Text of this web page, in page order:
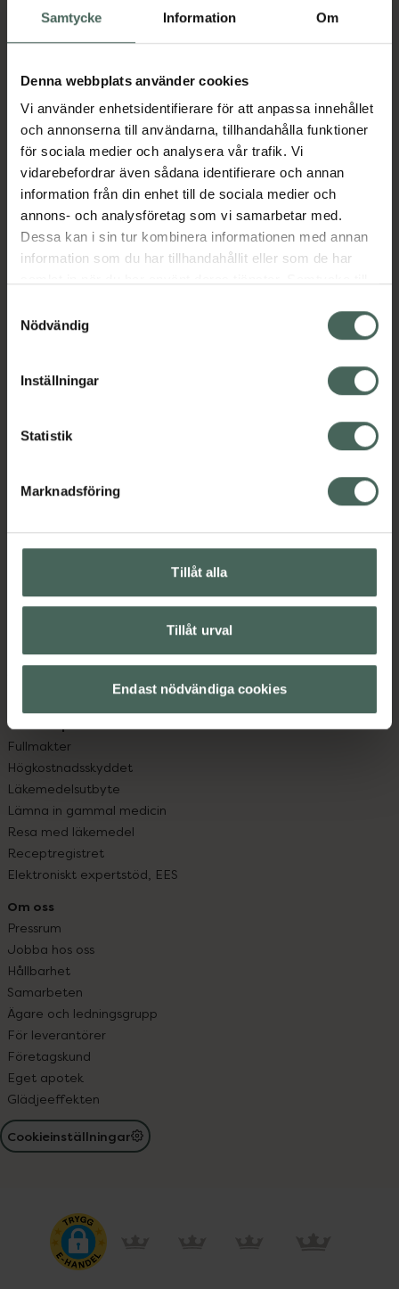
Samtycke Information Om
Denna webbplats använder cookies
Vi använder enhetsidentifierare för att anpassa innehållet
och annonserna till användarna, tillhandahålla funktioner
för sociala medier och analysera vår trafik. Vi
vidarebefordrar även sådana identifierare och annan
information från din enhet till de sociala medier och
annons- och analysföretag som vi samarbetar med.
Dessa kan i sin tur kombinera informationen med annan
information som du har tillhandahållit eller som de har
återkalla ditt samtycke via webbplatsens
cookieinställningar. Ett återkallat samtycke påverkar inte
lagligheten av behandling som skett innan återkallelsen.
Nödvändig
Inställningar
Statistik
Marknadsföring
Tillåt alla
Tillåt urval
Endast nödvändiga cookies
I apotek:3195 kr
Aktuella erbjudanden
Beskrivning Dölj
EAN:03770001493398
Kronans Apotek finns här för dig. Du hittar oss från Skåne i
syd till Lappland i norr, och online i mobilen och på
hjälpa just dig att må lite bättre. Välkommen att prata
Kundservice
Leverans, betalning och retur
App
Om recept och läkemedel
Fullmakter
Högkostnadsskyddet
Läkemedelsutbyte
Lämna in gammal medicin
Resa med läkemedel
Receptregistret
Elektroniskt expertstöd, EES
Om oss
Pressrum
Jobba hos oss
Hållbarhet
Samarbeten
Ägare och ledningsgrupp
För leverantörer
Företagskund
Eget apotek
Glädjeeffekten
Cookieinställningar